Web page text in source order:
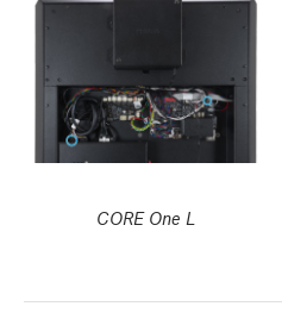
CORE One L